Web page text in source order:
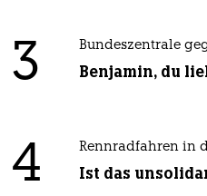
3 Bundeszentrale
Benjamin, du
4 Rennradfahren in
Ist das